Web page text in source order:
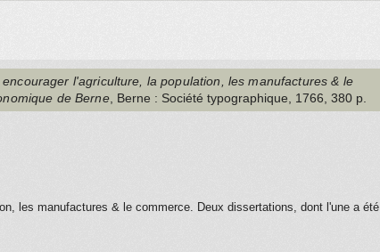
encourager l'agriculture, la population, les manufactures & le
de Berne, Berne : Société typographique , 1766 , 380 p.
les manufactures & le commerce. Deux dissertations, dont l'une a été